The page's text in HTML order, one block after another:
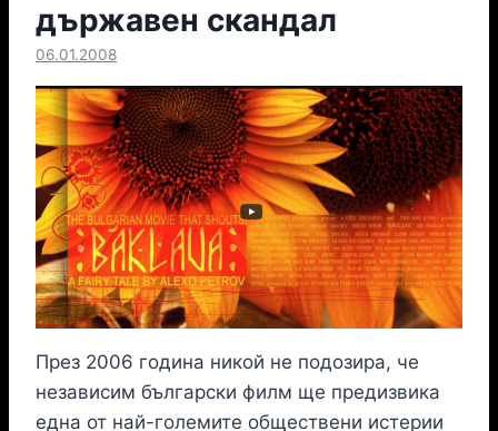
държавен скандал
06.01.2008
През 2006 година никой не подозира, че
независим български филм ще предизвика
една от най-големите обществени истерии